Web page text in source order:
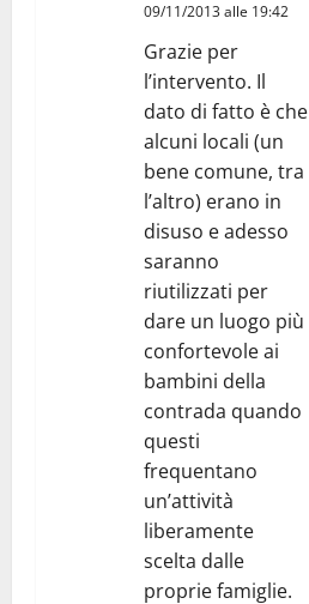
09/11/2013 alle 19:42
Grazie per
l’intervento. Il
dato di fatto è che
alcuni locali (un
bene comune, tra
l’altro) erano in
disuso e adesso
saranno
riutilizzati per
dare un luogo più
confortevole ai
bambini della
contrada quando
questi
frequentano
un’attività
liberamente
scelta dalle
proprie famiglie.